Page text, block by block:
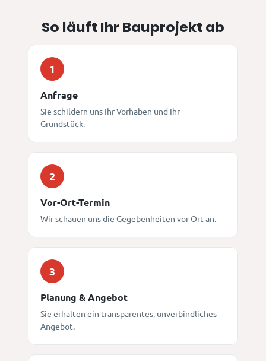
So läuft Ihr Bauprojekt ab
1
Anfrage
Sie schildern uns Ihr Vorhaben und Ihr
Grundstück.
2
Vor-Ort-Termin
Wir schauen uns die Gegebenheiten vor Ort an.
3
Planung & Angebot
Sie erhalten ein transparentes, unverbindliches
Angebot.